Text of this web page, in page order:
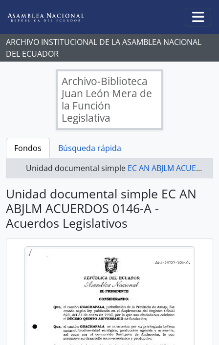
ARCHIVO INSTITUCIONAL DE LA ASAMBLEA NACIONAL
DEL ECUADOR
Archivo-Biblioteca
Juan León Mera de
la Función
Legislativa
Fondos
Búsqueda rápida
Unidad documental simple EC AN ABJLM ACUERDOS 0146-A - Acuerdos Legislativos
Unidad documental simple EC AN
ABJLM ACUERDOS 0146-A -
Acuerdos Legislativos